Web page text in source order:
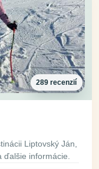
289 recenzií
Liptovský Ján,
ďalšie informácie.